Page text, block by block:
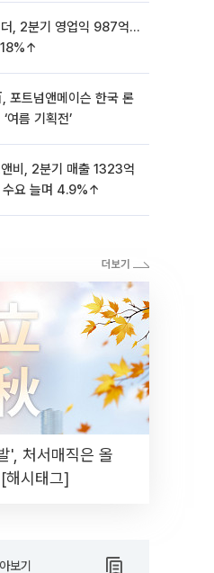
더, 2분기 영업익 987억…
여름 기획전’
비, 2분기 매출 1323억
수요 늘며 4.9%↑
', 처서매직은 올
해시태그]
보기